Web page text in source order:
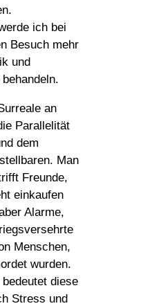
ich bei
Besuch mehr
und
an
Parallelität
dem
Man
Freunde,
einkaufen
Alarme,
Menschen,
wurden.
diese
Stress und